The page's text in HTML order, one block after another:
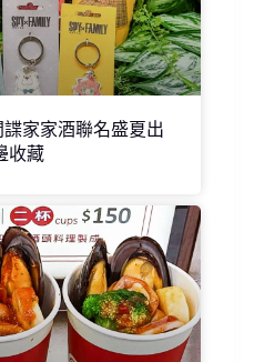
家家酒聯名盛夏出
收藏